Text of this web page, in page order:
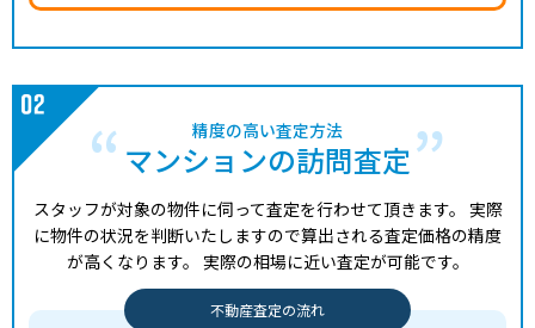
精度の高い査定方法
マンションの訪問査定
スタッフが対象の物件に伺って査定を行わせて頂きます。 実際
に物件の状況を判断いたしますので算出される査定価格の精度
が高くなります。 実際の相場に近い査定が可能です。
不動産査定の流れ